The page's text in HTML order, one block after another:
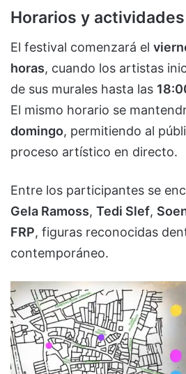
Horarios y
El festival comenzará el
horas, cuando los artistas
de sus murales hasta las
El mismo horario se
domingo, permitiendo al
proceso artístico en directo.
Entre los participantes se
Gela Ramoss, Tedi Slef,
FRP, figuras reconocidas
contemporáneo.